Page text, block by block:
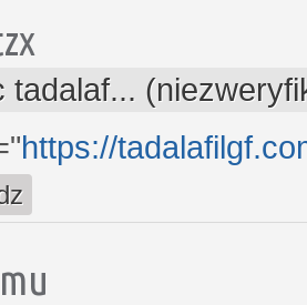
tadalaf...
https://